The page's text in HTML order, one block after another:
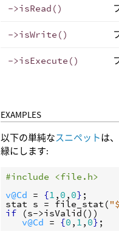
->isRead()
->isWrite()
->isExecute()
EXAMPLES
以下の単純なスニペットは
緑にします:
#include <file.h>
v@Cd = {1 , 0 , 0}
stat s = file_stat (
if (s->isValid ())
v@Cd = {0 , 1 ,0}